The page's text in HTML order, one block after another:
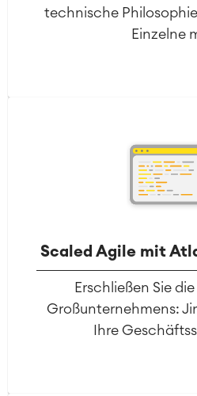
technische
Einzelne
Scaled Agile mit
Erschließen Sie
Großunternehmens:
Ihre